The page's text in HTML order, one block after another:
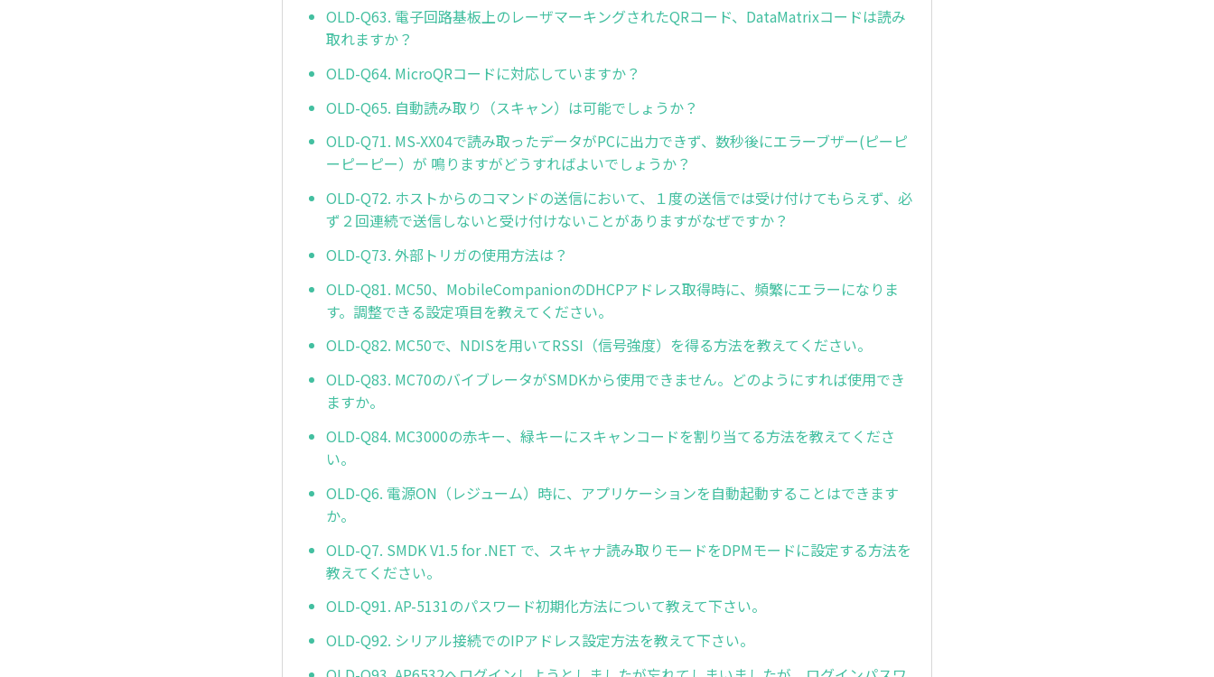
OLD-Q63. 電子回路基板上のレーザマーキングされたQRコード、DataMatrixコードは読み
取れますか？
OLD-Q64. MicroQRコードに対応していますか？
OLD-Q65. 自動読み取り（スキャン）は可能でしょうか？
OLD-Q71. MS-XX04で読み取ったデータがPCに出力できず、数秒後にエラーブザー(ピーピ
ーピーピー）が 鳴りますがどうすればよいでしょうか？
OLD-Q72. ホストからのコマンドの送信において、１度の送信では受け付けてもらえず、必
ず２回連続で送信しないと受け付けないことがありますがなぜですか？
OLD-Q73. 外部トリガの使用方法は？
OLD-Q81. MC50、MobileCompanionのDHCPアドレス取得時に、頻繁にエラーになりま
す。調整できる設定項目を教えてください。
OLD-Q82. MC50で、NDISを用いてRSSI（信号強度）を得る方法を教えてください。
OLD-Q83. MC70のバイブレータがSMDKから使用できません。どのようにすれば使用でき
ますか。
OLD-Q84. MC3000の赤キー、緑キーにスキャンコードを割り当てる方法を教えてくださ
い。
OLD-Q6. 電源ON（レジューム）時に、アプリケーションを自動起動することはできます
か。
OLD-Q7. SMDK V1.5 for .NET で、スキャナ読み取りモードをDPMモードに設定する方法を
教えてください。
OLD-Q91. AP-5131のパスワード初期化方法について教えて下さい。
OLD-Q92. シリアル接続でのIPアドレス設定方法を教えて下さい。